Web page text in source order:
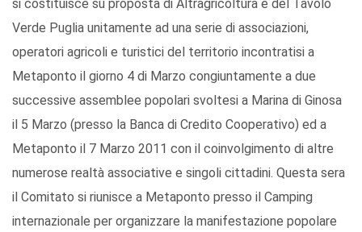
si costituisce su proposta di Altragricoltura e del Tavolo
Verde Puglia unitamente ad una serie di associazioni,
operatori agricoli e turistici del territorio incontratisi a
Metaponto il giorno 4 di Marzo congiuntamente a due
successive assemblee popolari svoltesi a Marina di Ginosa
il 5 Marzo (presso la Banca di Credito Cooperativo) ed a
Metaponto il 7 Marzo 2011 con il coinvolgimento di altre
numerose realtà associative e singoli cittadini. Questa sera
il Comitato si riunisce a Metaponto presso il Camping
internazionale per organizzare la manifestazione popolare